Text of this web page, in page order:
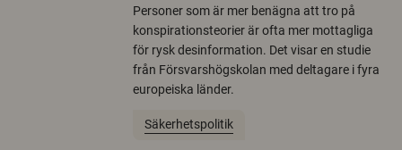
Personer som är mer benägna att tro på
konspirationsteorier är ofta mer mottagliga
för rysk desinformation. Det visar en studie
från Försvarshögskolan med deltagare i fyra
europeiska länder.
Säkerhetspolitik